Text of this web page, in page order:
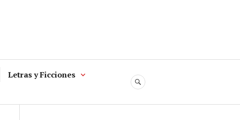
Letras y Ficciones
SEARCH